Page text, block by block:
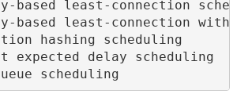
based least-connection
based least-connection
hashing scheduling
expected delay scheduling
scheduling